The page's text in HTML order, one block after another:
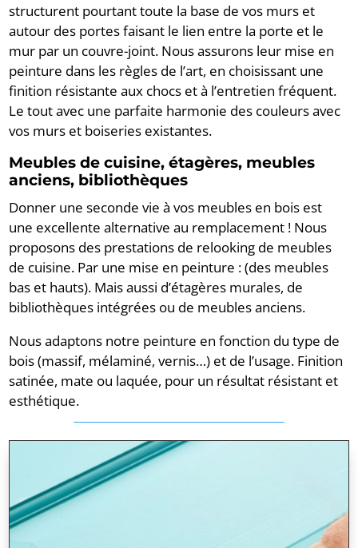
structurent pourtant toute la base de vos murs et
autour des portes faisant le lien entre la porte et le
mur par un couvre-joint. Nous assurons leur mise en
peinture dans les règles de l’art, en choisissant une
finition résistante aux chocs et à l’entretien fréquent.
Le tout avec une parfaite harmonie des couleurs avec
vos murs et boiseries existantes.
Meubles de cuisine, étagères, meubles
anciens, bibliothèques
Donner une seconde vie à vos meubles en bois est
une excellente alternative au remplacement ! Nous
proposons des prestations de relooking de meubles
de cuisine. Par une mise en peinture : (des meubles
bas et hauts). Mais aussi d’étagères murales, de
bibliothèques intégrées ou de meubles anciens.
Nous adaptons notre peinture en fonction du type de
bois (massif, mélaminé, vernis…) et de l’usage. Finition
satinée, mate ou laquée, pour un résultat résistant et
esthétique.